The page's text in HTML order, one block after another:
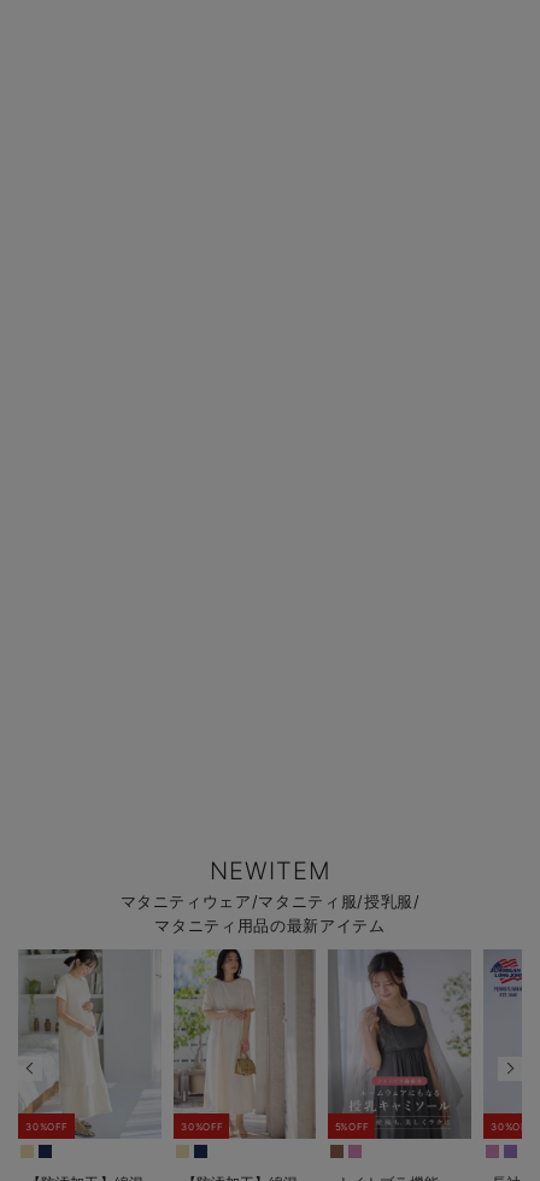
NEWITEM
マタニティウェア/マタニティ服/授乳服/
マタニティ用品の最新アイテム
30%OFF 30%OFF 5%OFF 30%OFF